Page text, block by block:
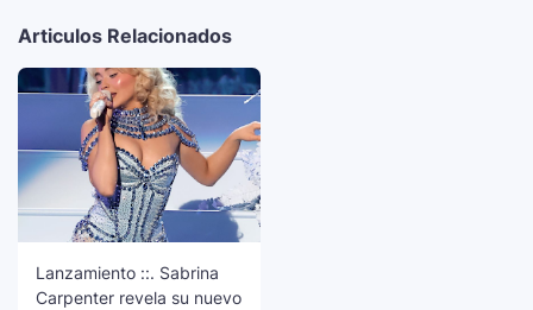
Articulos Relacionados
Lanzamiento ::. Sabrina
Carpenter revela su nuevo